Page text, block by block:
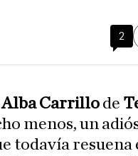
2
Alba Carrillo de
menos, un
todavía resuena